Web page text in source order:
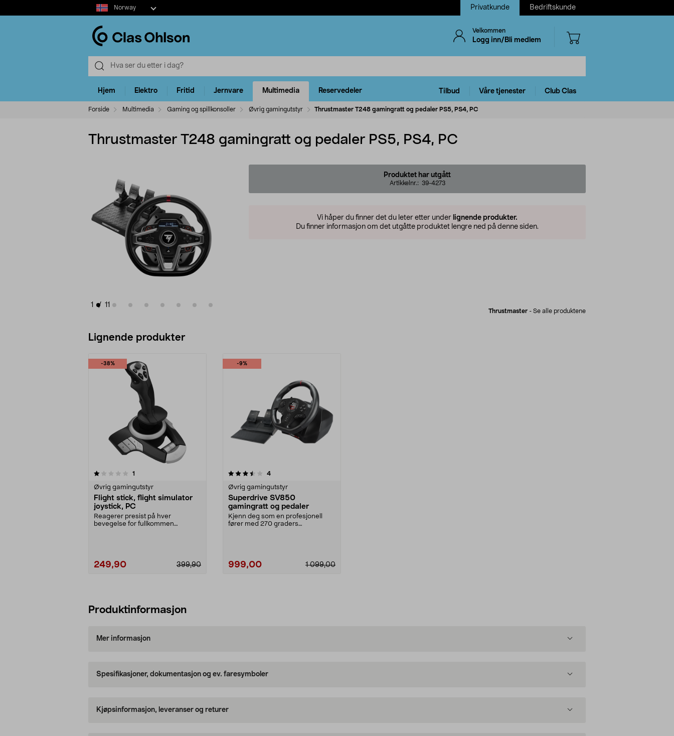
Select
market
Norway Privatkunde Bedriftskunde
Velkommen
Logg inn/Bli medlem
Hjem Elektro Fritid Jernvare Multimedia Reservedeler Tilbud Våre tjenester Club Clas
Forside Multimedia Gaming og spillkonsoller Øvrig gamingutstyr Thrustmaster T248 gamingratt og pedaler PS5, PS4, PC
Thrustmaster T248 gamingratt og pedaler PS5, PS4, PC
1 / 11
Produktet har utgått
Artikkelnr.: 39-4273
Vi håper du finner det du leter etter under lignende produkter.
Du finner informasjon om det utgåtte produktet lengre ned på denne siden.
Thrustmaster - Se alle produktene
Lignende produkter
-38%
1
Øvrig gamingutstyr
Flight stick, flight simulator
joystick, PC
Reagerer presist på hver
bevegelse for fullkommen
399,90
249,90
-9%
3.5av 5 stjerner 4anmeldelser
Øvrig gamingutstyr
Superdrive SV850
gamingratt og pedaler
Kjenn deg som en profesjonell
fører med 270 graders
1 099,00
999,00
Produktinformasjon
Mer informasjon
Spesifikasjoner, dokumentasjon og ev. faresymboler
Kjøpsinformasjon, leveranser og returer